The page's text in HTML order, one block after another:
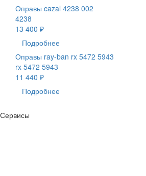
Оправы cazal 4238 002
4238
13 400 ₽
Подробнее
Оправы ray-ban rx 5472 5943
rx 5472 5943
11 440 ₽
Подробнее
Сервисы